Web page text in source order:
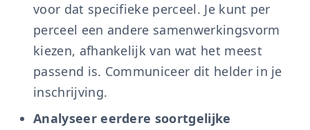
voor dat specifieke perceel. Je kunt per
perceel een andere samenwerkingsvorm
kiezen, afhankelijk van wat het meest
passend is. Communiceer dit helder in je
inschrijving.
Analyseer eerdere soortgelijke